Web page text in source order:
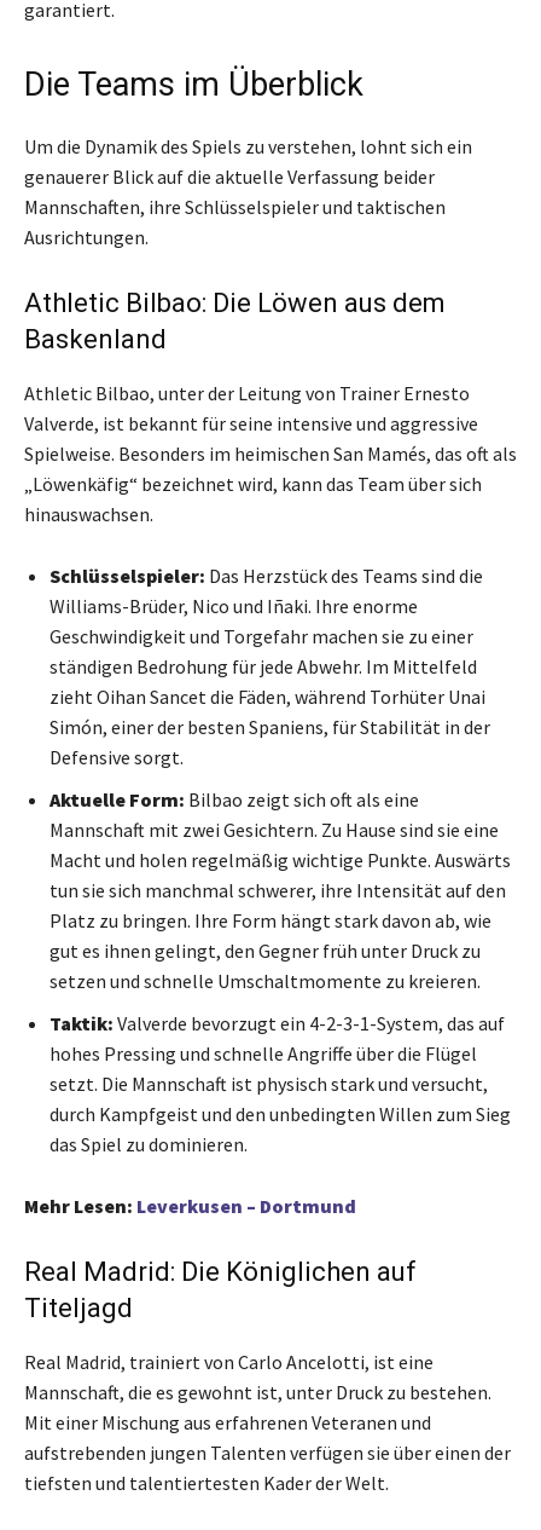
garantiert.
Die Teams im Überblick
Um die Dynamik des Spiels zu verstehen, lohnt sich ein
genauerer Blick auf die aktuelle Verfassung beider
Mannschaften, ihre Schlüsselspieler und taktischen
Ausrichtungen.
Athletic Bilbao: Die Löwen aus dem
Baskenland
Athletic Bilbao, unter der Leitung von Trainer Ernesto
Valverde, ist bekannt für seine intensive und aggressive
Spielweise. Besonders im heimischen San Mamés, das oft als
„Löwenkäfig“ bezeichnet wird, kann das Team über sich
hinauswachsen.
Schlüsselspieler: Das Herzstück des Teams sind die
Williams-Brüder, Nico und Iñaki. Ihre enorme
Geschwindigkeit und Torgefahr machen sie zu einer
ständigen Bedrohung für jede Abwehr. Im Mittelfeld
zieht Oihan Sancet die Fäden, während Torhüter Unai
Simón, einer der besten Spaniens, für Stabilität in der
Defensive sorgt.
Aktuelle Form: Bilbao zeigt sich oft als eine
Mannschaft mit zwei Gesichtern. Zu Hause sind sie eine
Macht und holen regelmäßig wichtige Punkte. Auswärts
tun sie sich manchmal schwerer, ihre Intensität auf den
Platz zu bringen. Ihre Form hängt stark davon ab, wie
gut es ihnen gelingt, den Gegner früh unter Druck zu
setzen und schnelle Umschaltmomente zu kreieren.
Taktik: Valverde bevorzugt ein 4-2-3-1-System, das auf
hohes Pressing und schnelle Angriffe über die Flügel
setzt. Die Mannschaft ist physisch stark und versucht,
durch Kampfgeist und den unbedingten Willen zum Sieg
das Spiel zu dominieren.
Mehr Lesen: Leverkusen – Dortmund
Real Madrid: Die Königlichen auf
Titeljagd
Real Madrid, trainiert von Carlo Ancelotti, ist eine
Mannschaft, die es gewohnt ist, unter Druck zu bestehen.
Mit einer Mischung aus erfahrenen Veteranen und
aufstrebenden jungen Talenten verfügen sie über einen der
tiefsten und talentiertesten Kader der Welt.